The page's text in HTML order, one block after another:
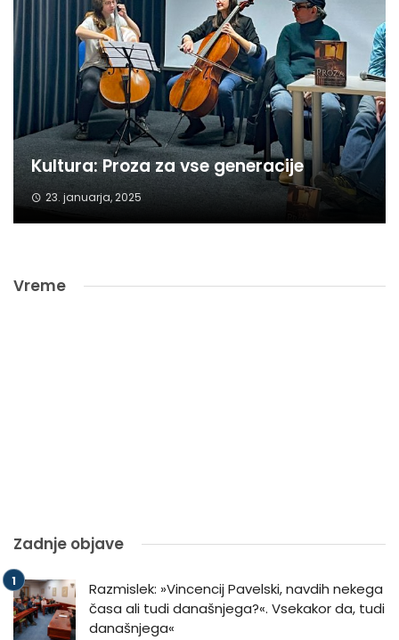
Kultura: Proza za vse generacije
23. januarja, 2025
Vreme
Zadnje objave
Razmislek: »Vincencij Pavelski, navdih nekega
časa ali tudi današnjega?«. Vsekakor da, tudi
današnjega«